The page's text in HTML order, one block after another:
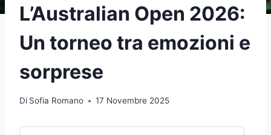
L’Australian Open 2026:
Un torneo tra emozioni e
sorprese
Di Sofia Romano 17 Novembre 2025